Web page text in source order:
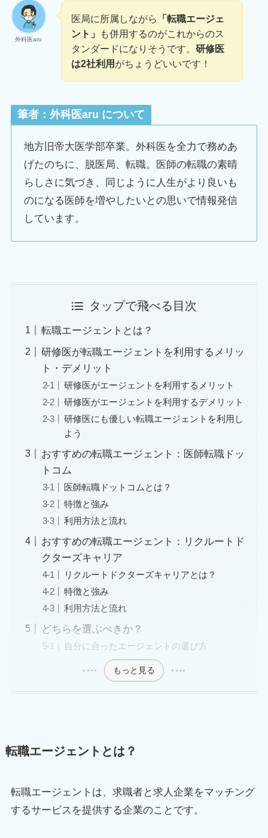
外科医aru
医局に所属しながら
「転職エージェ
ント」
も併用するのがこれからのス
タンダードになりそうです。研修医
は2社利用 がちょうどいいです！
筆者： 外科医aru について
地方旧帝大医学部卒業。外科医を全力で務めあ
げたのちに、脱医局、転職。医師の転職の素晴
らしさに気づき、同じように人生がより良いも
のになる医師を増やしたいとの思いで情報発信
しています。
タップで飛べる目次
転職エージェントとは？
研修医が転職エージェントを利用するメリッ
ト・デメリット
研修医がエージェントを利用するメリット
研修医がエージェントを利用するデメリット
研修医にも優しい転職エージェントを利用し
よう
おすすめの転職エージェント：医師転職ドッ
トコム
医師転職ドットコムとは？
特徴と強み
利用方法と流れ
おすすめの転職エージェント：リクルートド
クターズキャリア
リクルートドクターズキャリアとは？
特徴と強み
利用方法と流れ
どちらを選ぶべきか？
自分に合ったエージェントの選び方
もっと見る
転職エージェントとは？
転職エージェントは、求職者と求人企業をマッチング
するサービスを提供する企業のことです。